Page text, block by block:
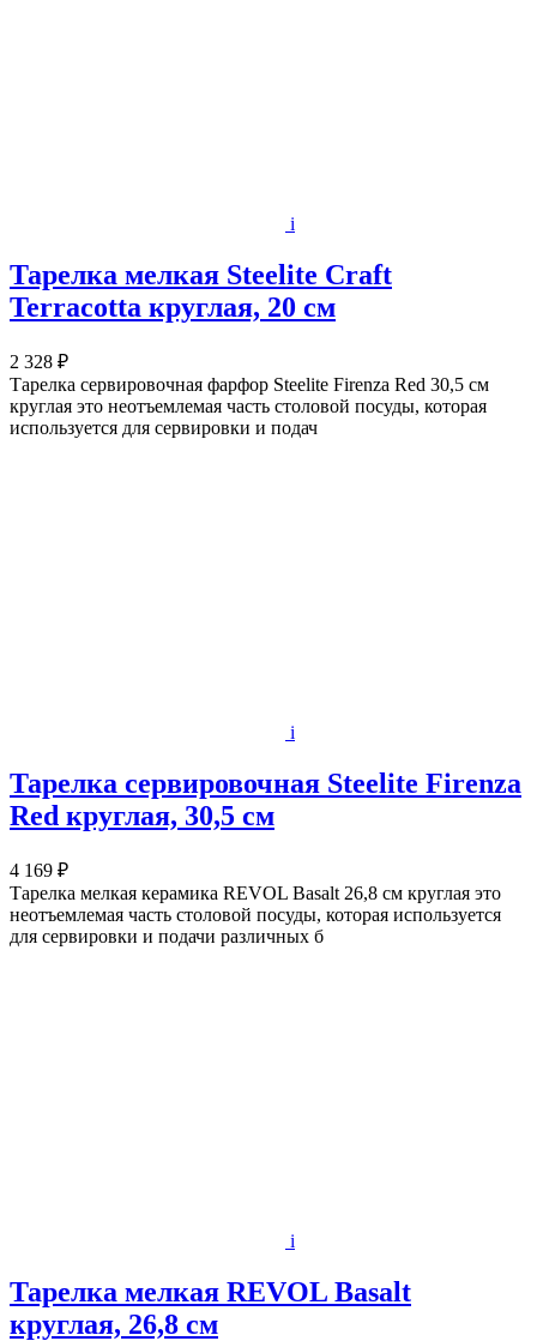
i
Тарелка мелкая Steelite Craft
Terracotta круглая, 20 см
2 328 ₽
Тарелка сервировочная фарфор Steelite Firenza Red 30,5 см
круглая это неотъемлемая часть столовой посуды, которая
используется для сервировки и подач
i
Тарелка сервировочная Steelite Firenza
Red круглая, 30,5 см
4 169 ₽
Тарелка мелкая керамика REVOL Basalt 26,8 см круглая это
неотъемлемая часть столовой посуды, которая используется
для сервировки и подачи различных б
i
Тарелка мелкая REVOL Basalt
круглая, 26,8 см